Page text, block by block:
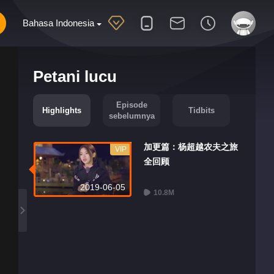
Bahasa Indonesia
Petani lucu
Highlights
Episode
sebelumnya
Tidbits
2019-06-05
VIP
加更篇：杨超越农夫之旅
全回顾
10.8M